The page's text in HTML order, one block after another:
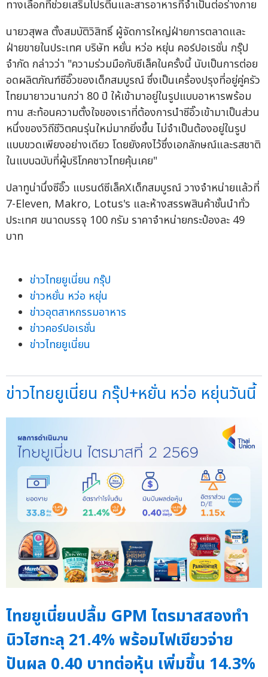
ทางเลือกที่ช่วยเสริมโปรตีนและสารอาหารที่จำเป็นต่อร่างกาย
นายวสุพล ตั้งสมบัติวิสิทธิ์ ผู้จัดการใหญ่ฝ่ายการตลาดและ
ฝ่ายขายในประเทศ บริษัท หยั่น หว่อ หยุ่น คอร์ปอเรชั่น กรุ๊ป
จำกัด กล่าวว่า "ความร่วมมือกับซีเล็คในครั้งนี้ นับเป็นการต่อย
อดผลิตภัณฑ์ซีอิ๊วของเด็กสมบูรณ์ ซึ่งเป็นเครื่องปรุงที่อยู่คู่ครัว
ไทยมายาวนานกว่า 80 ปี ให้เข้ามาอยู่ในรูปแบบอาหารพร้อม
ทาน สะท้อนความตั้งใจของเราที่ต้องการนำซีอิ๊วเข้ามาเป็นส่วน
หนึ่งของวิถีชีวิตคนรุ่นใหม่มากยิ่งขึ้น ไม่จำเป็นต้องอยู่ในรูป
แบบขวดเพียงอย่างเดียว โดยยังคงไว้ซึ่งเอกลักษณ์และรสชาติ
ในแบบฉบับที่ผู้บริโภคชาวไทยคุ้นเคย"
ปลาทูน่านึ่งซีอิ๊ว แบรนด์ซีเล็คXเด็กสมบูรณ์ วางจำหน่ายแล้วที่
7-Eleven, Makro, Lotus's และห้างสรรพสินค้าชั้นนำทั่ว
ประเทศ ขนาดบรรจุ 100 กรัม ราคาจำหน่ายกระป๋องละ 49
บาท
ข่าวไทยยูเนี่ยน กรุ๊ป
ข่าวหยั่น หว่อ หยุ่น
ข่าวอุตสาหกรรมอาหาร
ข่าวคอร์ปอเรชั่น
ข่าวไทยยูเนี่ยน
ข่าวไทยยูเนี่ยน กรุ๊ป+หยั่น หว่อ หยุ่นวันนี้
ไทยยูเนี่ยนปลื้ม GPM ไตรมาสสองทำ
นิวไฮทะลุ 21.4% พร้อมไฟเขียวจ่าย
ปันผล 0.40 บาทต่อหุ้น เพิ่มขึ้น 14.3%